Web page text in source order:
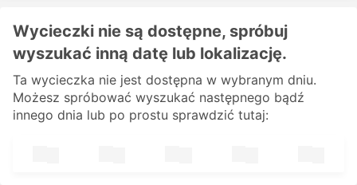
Wycieczki nie są dostępne, spróbuj
wyszukać inną datę lub lokalizację.
Ta wycieczka nie jest dostępna w wybranym dniu.
Możesz spróbować wyszukać następnego bądź
innego dnia lub po prostu sprawdzić tutaj: